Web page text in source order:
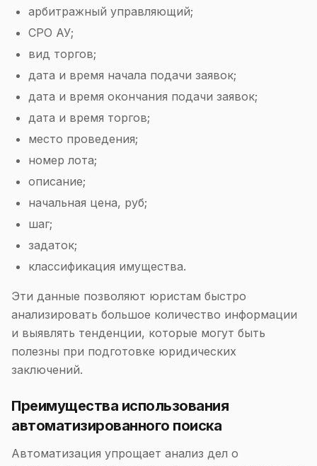
арбитражный управляющий;
СРО АУ;
вид торгов;
дата и время начала подачи заявок;
дата и время окончания подачи заявок;
дата и время торгов;
место проведения;
номер лота;
описание;
начальная цена, руб;
шаг;
задаток;
классификация имущества.
Эти данные позволяют юристам быстро
анализировать большое количество информации
и выявлять тенденции, которые могут быть
полезны при подготовке юридических
заключений.
Преимущества использования
автоматизированного поиска
Автоматизация упрощает анализ дел о